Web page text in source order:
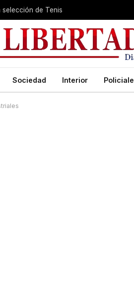
selección de Tenis
Sociedad Interior